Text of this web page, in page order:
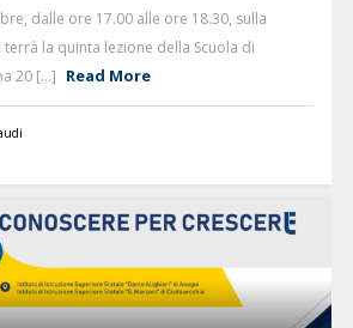
dalle ore 17.00 alle ore 18.30, sulla
la quinta lezione della Scuola di
20 [...] Read More